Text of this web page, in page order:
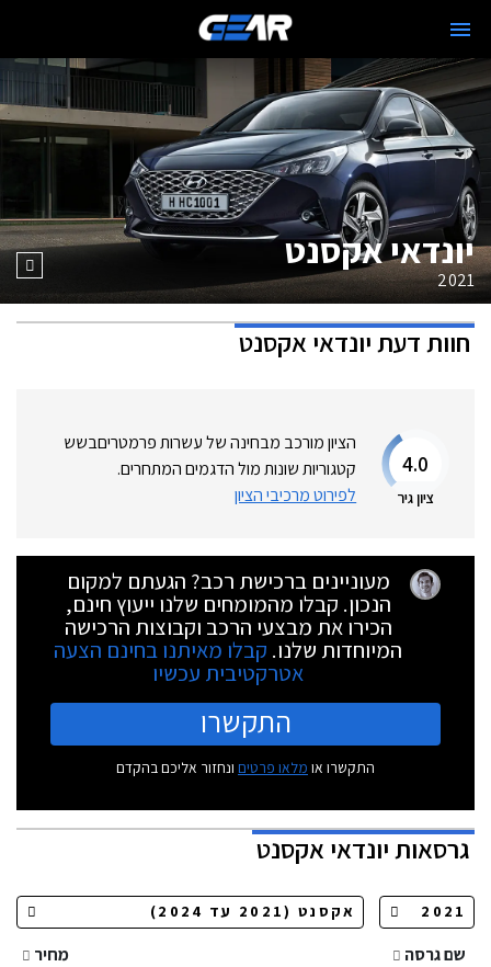
יונדאי אקסנט
2021
חוות דעתיונדאי אקסנט
4.0
ציון גיר
הציון מורכב מבחינה של עשרות פרמטריםבשש
קטגוריות שונות מול הדגמים המתחרים.
לפירוט מרכיבי הציון
מעוניינים ברכישת רכב? הגעתם למקום
הנכון. קבלו מהמומחים שלנו ייעוץ חינם,
הכירו את מבצעי הרכב וקבוצות הרכישה
המיוחדות שלנו. קבלו מאיתנו בחינם הצעה
אטרקטיבית עכשיו
התקשרו
התקשרו או מלאו פרטים ונחזור אליכם בהקדם
גרסאותיונדאי אקסנט
שם גרסה
מחיר